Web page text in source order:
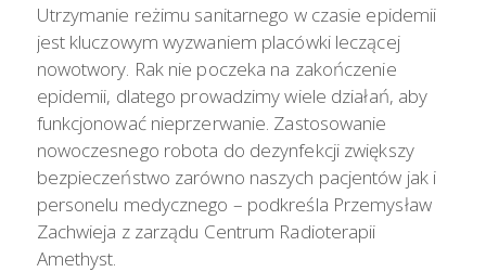
Utrzymanie reżimu sanitarnego w czasie epidemii
jest kluczowym wyzwaniem placówki leczącej
nowotwory. Rak nie poczeka na zakończenie
epidemii, dlatego prowadzimy wiele działań, aby
funkcjonować nieprzerwanie. Zastosowanie
nowoczesnego robota do dezynfekcji zwiększy
bezpieczeństwo zarówno naszych pacjentów jak i
personelu medycznego – podkreśla Przemysław
Zachwieja z zarządu Centrum Radioterapii
Amethyst.